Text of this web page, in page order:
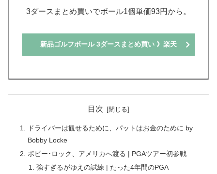
3ダースまとめ買いでボール1個単価93円から。
新品ゴルフボール 3ダースまとめ買い 》楽天
目次
ドライバーは観せるために、パットはお金のために by
Bobby Locke
ボビー･ロック、アメリカへ渡る | PGAツアー初参戦
強すぎるがゆえの試練 | たった4年間のPGA